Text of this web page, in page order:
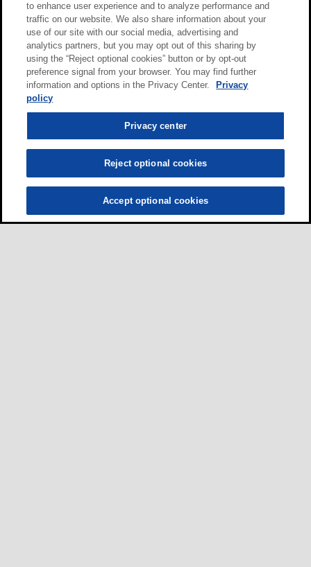
to enhance user experience and to analyze performance and
traffic on our website. We also share information about your
use of our site with our social media, advertising and
analytics partners, but you may opt out of this sharing by
using the “Reject optional cookies” button or by opt-out
preference signal from your browser. You may find further
information and options in the Privacy Center.
Privacy
policy
Privacy center
Reject optional cookies
Accept optional cookies